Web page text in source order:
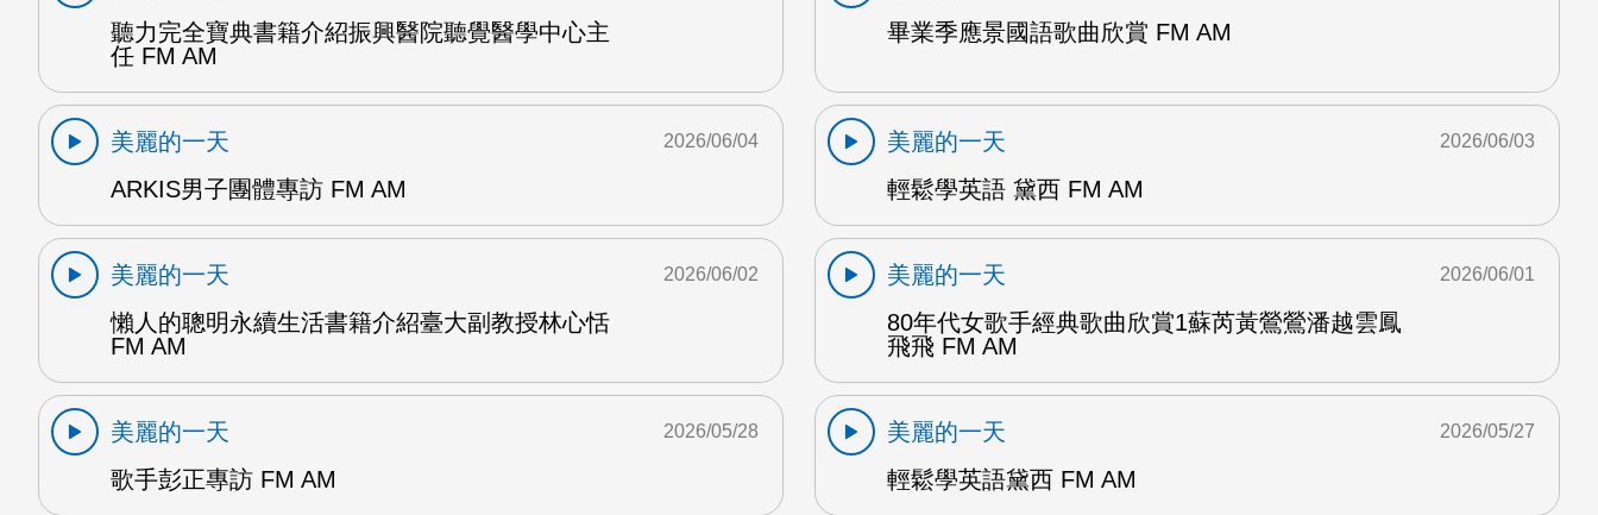
聽力完全寶典書籍介紹振興醫院聽覺醫學中心主
任 FM AM
畢業季應景國語歌曲欣賞 FM AM
美麗的一天
ARKIS男子團體專訪 FM AM
2026/06/04
美麗的一天
輕鬆學英語 黛西 FM AM
2026/06/03
美麗的一天
懶人的聰明永續生活書籍介紹臺大副教授林心恬
FM AM
2026/06/02
美麗的一天
80年代女歌手經典歌曲欣賞1蘇芮黃鶯鶯潘越雲鳳
飛飛 FM AM
2026/06/01
美麗的一天
歌手彭正專訪 FM AM
2026/05/28
美麗的一天
輕鬆學英語黛西 FM AM
2026/05/27